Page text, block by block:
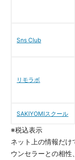
Sns Club
リモラボ
SAKIYOMIスクール
※税込表示
ネット上の情報だけ
ウンセラーとの相性